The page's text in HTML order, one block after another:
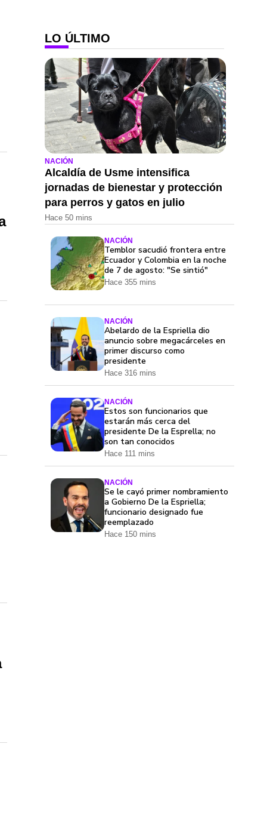
LO ÚLTIMO
NACIÓN
Alcaldía de Usme intensifica
jornadas de bienestar y protección
para perros y gatos en julio
Hace 50 mins
NACIÓN
Temblor sacudió frontera entre
Ecuador y Colombia en la noche
de 7 de agosto: "Se sintió"
Hace 355 mins
NACIÓN
Abelardo de la Espriella dio
anuncio sobre megacárceles en
primer discurso como
presidente
Hace 316 mins
NACIÓN
Estos son funcionarios que
estarán más cerca del
presidente De la Esprella; no
son tan conocidos
Hace 111 mins
NACIÓN
Se le cayó primer nombramiento
a Gobierno De la Espriella;
funcionario designado fue
reemplazado
Hace 150 mins